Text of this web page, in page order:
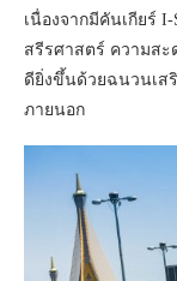
เนื่องจากมีคันเกียร์
สรีรศาสตร์ ความสะ
ดียิ่งขึ้นด้วยฉนวนเส
ภายนอก